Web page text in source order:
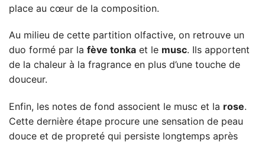
place au cœur de la composition.
Au milieu de cette partition olfactive, on retrouve un
duo formé par la fève tonka et le musc. Ils apportent
de la chaleur à la fragrance en plus d’une touche de
douceur.
Enfin, les notes de fond associent le musc et la rose.
Cette dernière étape procure une sensation de peau
douce et de propreté qui persiste longtemps après